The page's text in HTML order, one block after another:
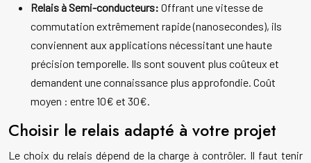
Relais à Semi-conducteurs: Offrant une vitesse de
commutation extrêmement rapide (nanosecondes), ils
conviennent aux applications nécessitant une haute
précision temporelle. Ils sont souvent plus coûteux et
demandent une connaissance plus approfondie. Coût
moyen : entre 10€ et 30€.
Choisir le relais adapté à votre projet
Le choix du relais dépend de la charge à contrôler. Il faut tenir